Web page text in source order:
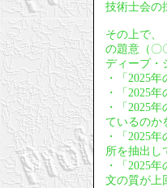
技術士会の
その上で、
の題意（〇
ディープ・
・「2025
・「2025
・「2025
ているのか
・「2025
所を抽出し
・「2025
文の質が上